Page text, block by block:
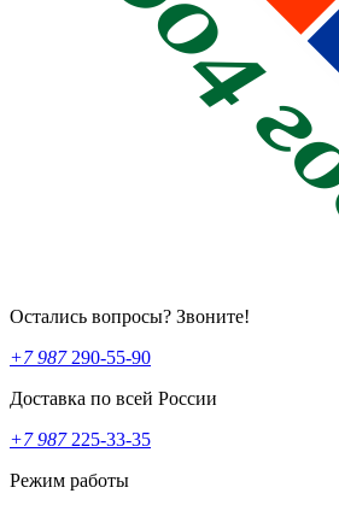
Остались вопросы? Звоните!
+7 987290-55-90
Доставка по всей России
+7 987225-33-35
Режим работы